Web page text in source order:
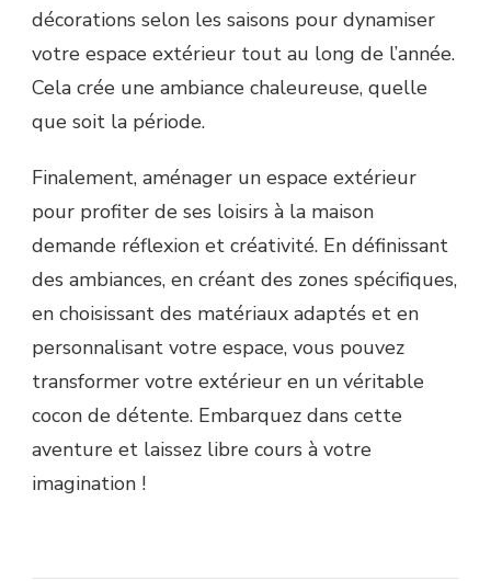
décorations selon les saisons pour dynamiser
votre espace extérieur tout au long de l’année.
Cela crée une ambiance chaleureuse, quelle
que soit la période.
Finalement, aménager un espace extérieur
pour profiter de ses loisirs à la maison
demande réflexion et créativité. En définissant
des ambiances, en créant des zones spécifiques,
en choisissant des matériaux adaptés et en
personnalisant votre espace, vous pouvez
transformer votre extérieur en un véritable
cocon de détente. Embarquez dans cette
aventure et laissez libre cours à votre
imagination !